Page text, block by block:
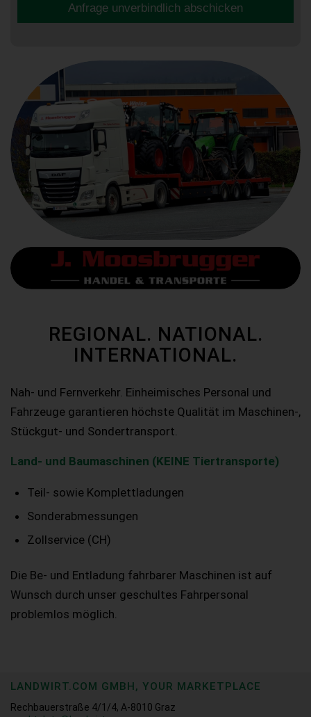
Anfrage unverbindlich abschicken
REGIONAL. NATIONAL.
INTERNATIONAL.
Nah- und Fernverkehr. Einheimisches Personal und
Fahrzeuge garantieren höchste Qualität im Maschinen-,
Stückgut- und Sondertransport.
Land- und Baumaschinen (KEINE Tiertransporte)
Teil- sowie Komplettladungen
Sonderabmessungen
Zollservice (CH)
Die Be- und Entladung fahrbarer Maschinen ist auf
Wunsch durch unser geschultes Fahrpersonal
problemlos möglich.
LANDWIRT.COM GMBH, YOUR MARKETPLACE
Rechbauerstraße 4/1/4, A-8010 Graz